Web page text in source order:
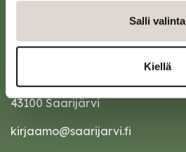
Salli valinta
Kiellä
Sivulantie 11, PL 13
43100 Saarijärvi
kirjaamo@saarijarvi.fi